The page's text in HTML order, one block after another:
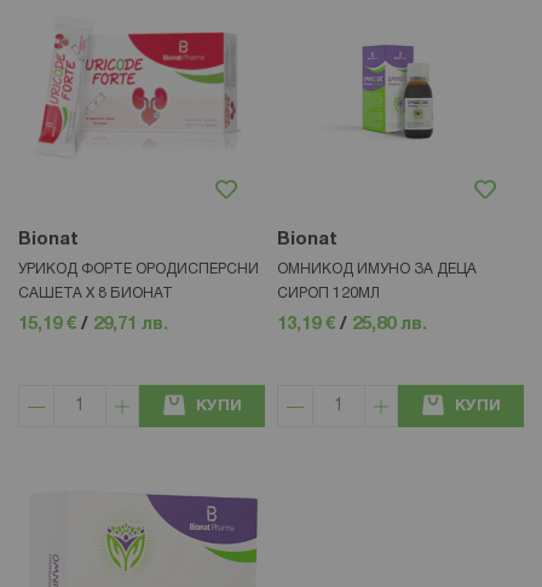
Bionat
УРИКОД ФОРТЕ ОРОДИСПЕРСНИ
САШЕТА Х 8 БИОНАТ
15,19 € / 29,71 лв.
КУПИ
Bionat
ОМНИКОД ИМУНО ЗА ДЕЦА
СИРОП 120МЛ
13,19 € / 25,80 лв.
КУПИ